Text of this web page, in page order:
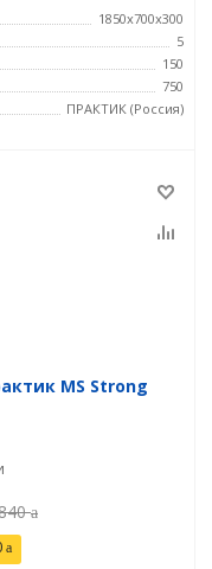
1850x700x300
5
150
750
ПРАКТИК (Россия)
MS Strong